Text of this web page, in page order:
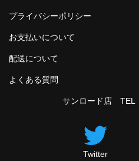
プライバシーポリシー
お支払いについて
配送について
よくある質問
サンロード店 TEL
Twitter